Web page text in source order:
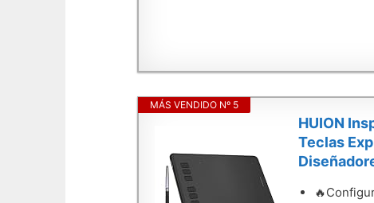
MÁS VENDIDO Nº 5
HUION
Teclas